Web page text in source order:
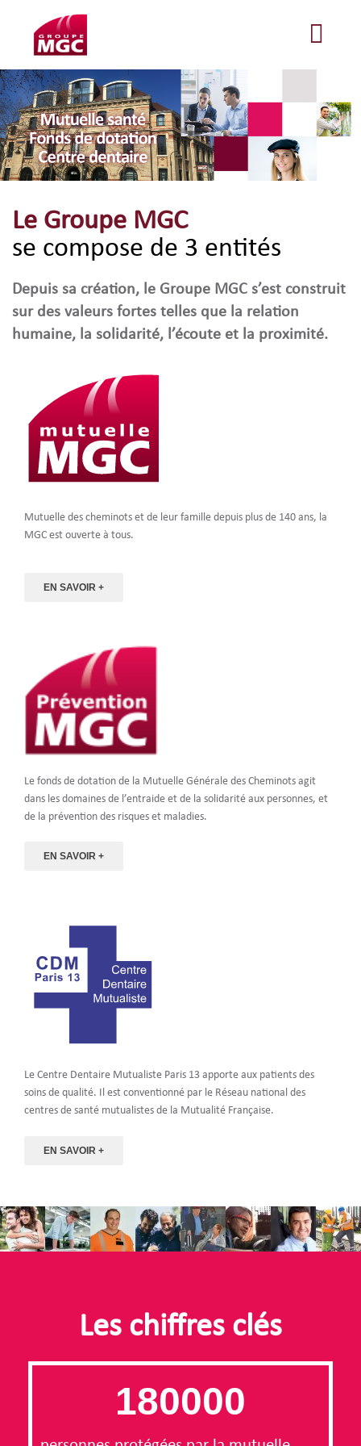
Le Groupe MGC
se compose de 3 entités
Depuis sa création, le Groupe MGC s’est construit
sur des valeurs fortes telles que la relation
humaine, la solidarité, l’écoute et la proximité.
Mutuelle des cheminots et de leur famille depuis plus de 140 ans, la
MGC est ouverte à tous.
EN SAVOIR +
Le fonds de dotation de la Mutuelle Générale des Cheminots agit
dans les domaines de l’entraide et de la solidarité aux personnes, et
de la prévention des risques et maladies.
EN SAVOIR +
Le Centre Dentaire Mutualiste Paris 13 apporte aux patients des
soins de qualité. Il est conventionné par le Réseau national des
centres de santé mutualistes de la Mutualité Française.
EN SAVOIR +
Les chiffres clés
180000